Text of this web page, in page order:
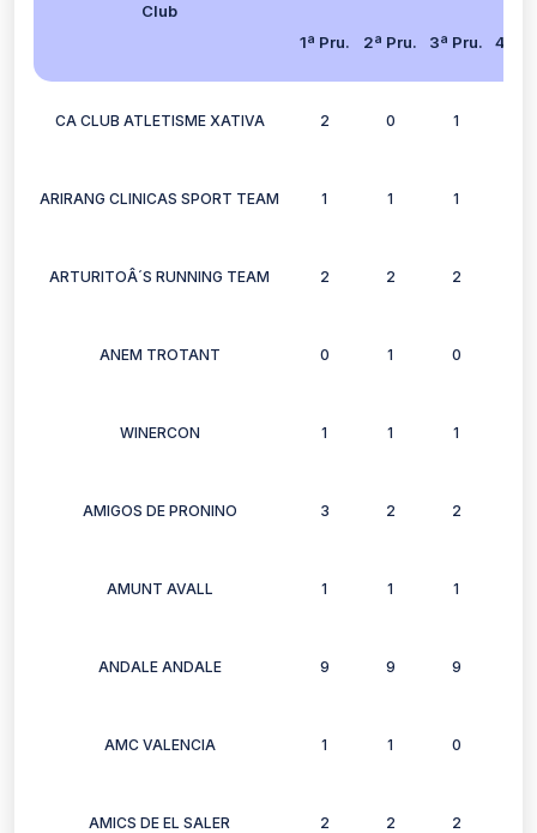
Club
1ª Pru.
2ª Pru. 3ª Pru. 4ª
CA CLUB ATLETISME XATIVA 2 0 1
ARIRANG CLINICAS SPORT TEAM 1 1 1
ARTURITOÂ´S RUNNING TEAM 2 2 2
ANEM TROTANT 0 1 0
WINERCON 1 1 1
AMIGOS DE PRONINO 3 2 2
AMUNT AVALL 1 1 1
ANDALE ANDALE 9 9 9
AMC VALENCIA 1 1 0
AMICS DE EL SALER 2 2 2